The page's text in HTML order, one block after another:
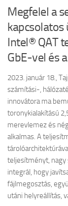
Megfelel a
kapcsolatos
Intel® QAT
GbE-vel és
2023. január 18.,
számítási-,
innovátora ma
toronykialakítású
merevlemez és
alkalmas. A
teljesítményt, nagy
integrál, hogy
fájlmegosztás,
utáni helyreállítás,